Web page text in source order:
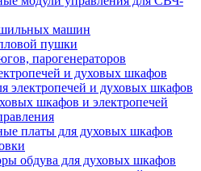
машин
пушки
парогенераторов
и духовых шкафов
электропечей и духовых шкафов
шкафов и электропечей
платы для духовых шкафов
обдува для духовых шкафов